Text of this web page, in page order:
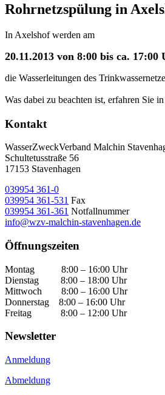
Rohrnetzspülung in
In Axelshof werden am
20.11.2013 von 8:00 bis ca. 17:00
die Wasserleitungen des
Was dabei zu beachten ist, erfahren Sie
Kontakt
WasserZweckVerband­ Malchin
Schultetusstraße 56
17153 Stavenhagen
039954 361-0
039954 361-531 Fax
039954 361-361 Notfallnummer
info@wzv-malchin-stavenhagen.de
Öffnungszeiten
Montag 8:00 – 16:00 Uhr
Dienstag 8:00 – 18:00 Uhr
Mittwoch 8:00 – 16:00 Uhr
Donnerstag 8:00 – 16:00 Uhr
Freitag 8:00 – 12:00 Uhr
Newsletter
Anmeldung
Abmeldung